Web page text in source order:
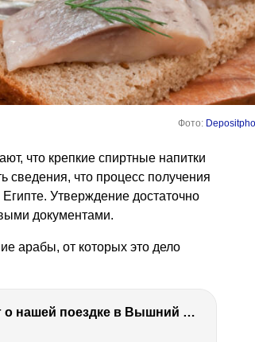
Фото:
что крепкие спиртные напитки
сведения, что процесс получения
Утверждение достаточно
документами.
арабы, от которых это дело
ТЫ УДИВИШЬСЯ СИЛЕ ЭТО ЧЕЛОВЕКА! Блог о нашей поездке в Вышний Волочек